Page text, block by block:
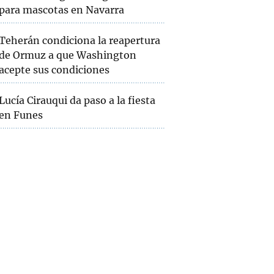
mascotas en Navarra
condiciona la reapertura
Ormuz a que Washington
sus condiciones
Cirauqui da paso a la fiesta
Funes